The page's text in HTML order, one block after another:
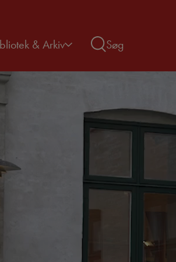
& Arkiv Søg